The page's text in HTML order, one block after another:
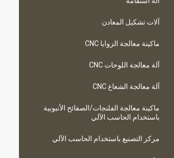
آلات تشكيل المعادن
ماكينة معالجة الزوايا CNC
آلة معالجة اللوحات CNC
آلة معالجة الشعاع CNC
ماكينة معالجة الفلنجات/الصفائح الأنبوبية
باستخدام الحاسب الآلي
مركز التصنيع باستخدام الحاسب الآلي